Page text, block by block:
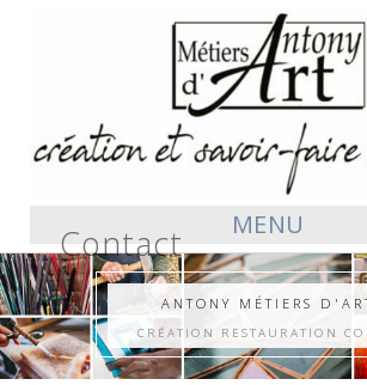
MENU
ANTONY MÉTIERS
CRÉATION RESTAURATION
Contact